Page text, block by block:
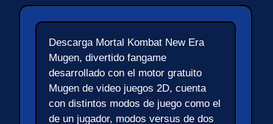
Descarga Mortal Kombat New Era
Mugen, divertido fangame
desarrollado con el motor gratuito
Mugen de video juegos 2D, cuenta
con distintos modos de juego como el
de un jugador, modos versus de dos